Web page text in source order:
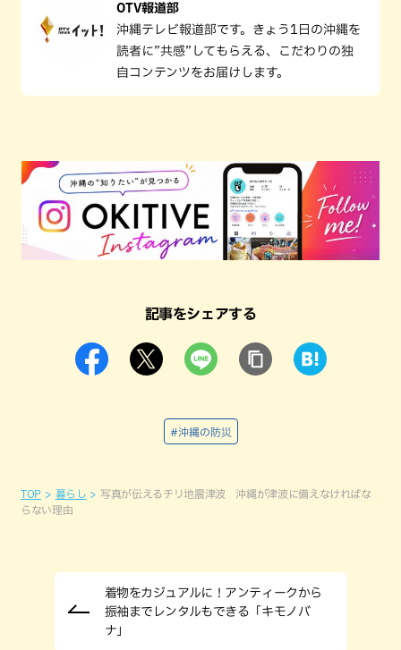
OTV報道部
沖縄テレビ報道部です。きょう1日の沖縄を
読者に”共感”してもらえる、こだわりの独
自コンテンツをお届けします。
記事をシェアする
#沖縄の防災
TOP 暮らし
写真が伝えるチリ地震津波 沖縄が津波に備えなければな
らない理由
着物をカジュアルに！アンティークから
振袖までレンタルもできる「キモノバ
ナ」